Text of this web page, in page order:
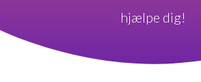
hjælpe dig!